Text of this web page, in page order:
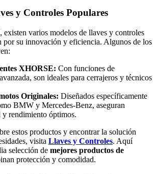
y Controles Populares
existen varios modelos de llaves y controles
por su innovación y eficiencia. Algunos de los
XHORSE: Con funciones de
son ideales para cerrajeros y técnicos
Originales: Diseñados específicamente
BMW y Mercedes-Benz, aseguran
rendimiento óptimos.
estos productos y encontrar la solución
visita Llaves y Controles. Aquí
selección de mejores productos de
protección y comodidad.